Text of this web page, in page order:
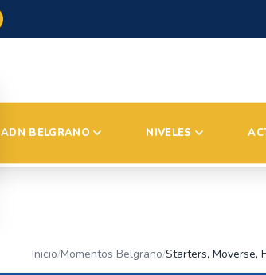
ADN BELGRANO NIVELES
Inicio/Momentos Belgrano/